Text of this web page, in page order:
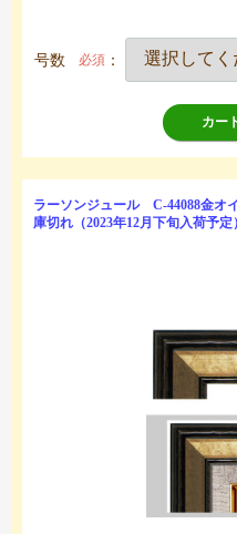
号数 必須 ：
カー
ラーソンジュール C-44088金
庫切れ（2023年12月下旬入荷予定）